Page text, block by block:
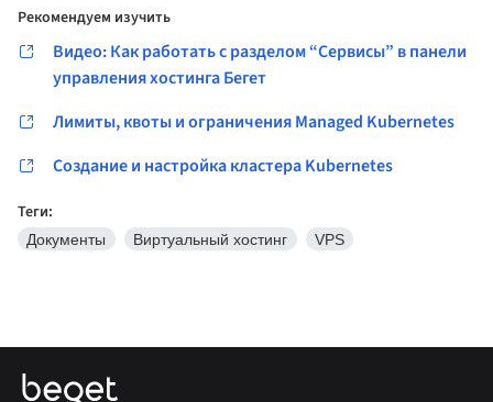
Рекомендуем изучить
Видео: Как работать с разделом “Сервисы” в панели
управления хостинга Бегет
Лимиты, квоты и ограничения Managed Kubernetes
Создание и настройка кластера Kubernetes
Теги:
Документы Виртуальный хостинг VPS